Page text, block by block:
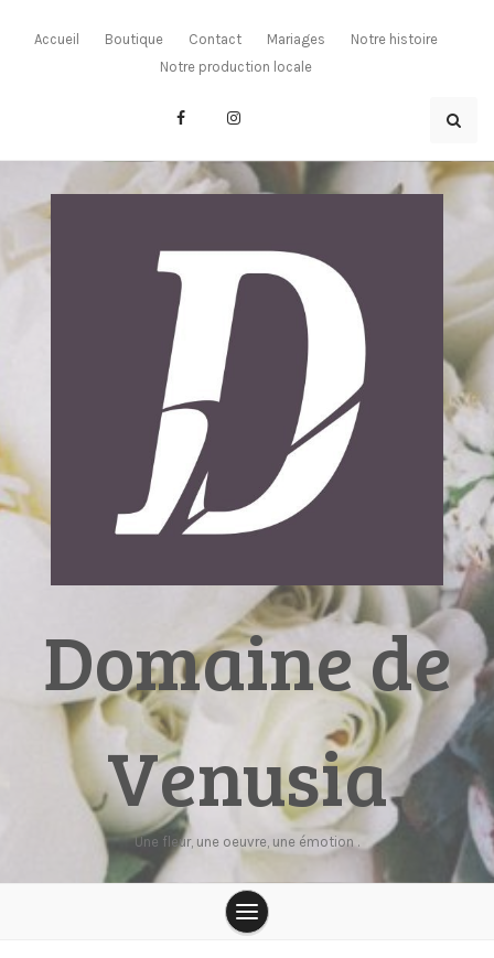
Accueil Boutique Contact Mariages
Notre histoire
Notre production locale
Domaine de
Venusia
Une fleur, une oeuvre, une émotion .